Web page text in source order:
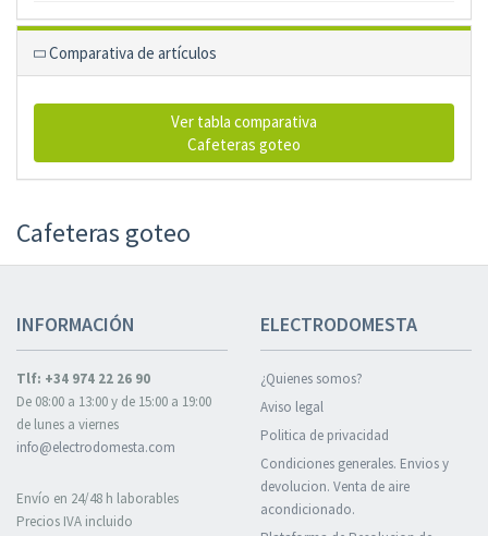
Comparativa de artículos
Ver tabla comparativa
Cafeteras goteo
Cafeteras goteo
INFORMACIÓN
Tlf: +34 974 22 26 90
De 08:00 a 13:00 y de 15:00 a 19:00
de lunes a viernes
info@electrodomesta.com
Envío en 24/48 h laborables
Precios IVA incluido
ELECTRODOMESTA
¿Quienes somos?
Aviso legal
Politica de privacidad
Condiciones generales. Envios y
devolucion. Venta de aire
acondicionado.